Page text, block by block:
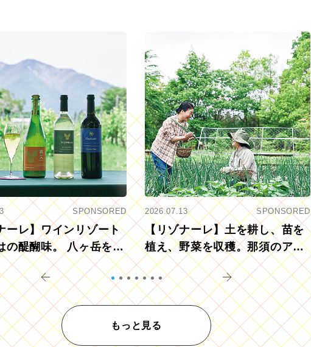
SPONSORED
ーレ】ワインリゾート
の醍醐味。 八ヶ岳を望
畑でアペロ
2026.07.13 SPONSORED
【リゾナーレ】土を耕し、苗を
植え、野菜を収穫。那須のアグ
リツーリズモを体験
もっと見る